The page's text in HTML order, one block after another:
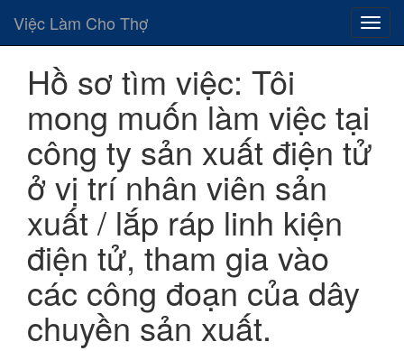
Việc Làm Cho Thợ
Hồ sơ tìm việc: Tôi
mong muốn làm việc tại
công ty sản xuất điện tử
ở vị trí nhân viên sản
xuất / lắp ráp linh kiện
điện tử, tham gia vào
các công đoạn của dây
chuyền sản xuất.